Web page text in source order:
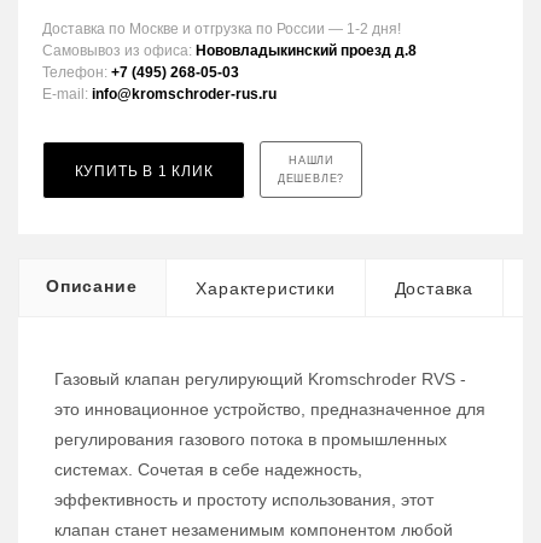
Доставка по Москве и отгрузка по России — 1-2 дня!
Самовывоз из офиса: Нововладыкинский проезд д.8
Телефон: +7 (495) 268-05-03
E-mail: info@kromschroder-rus.ru
КУПИТЬ В 1 КЛИК
НАШЛИ
ДЕШЕВЛЕ?
Описание Характеристики Доставка
Газовый клапан регулирующий Kromschroder RVS -
это инновационное устройство, предназначенное для
регулирования газового потока в промышленных
системах. Сочетая в себе надежность,
эффективность и простоту использования, этот
клапан станет незаменимым компонентом любой